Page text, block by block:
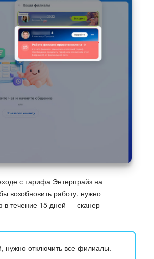
с тарифа Энтерпрайз на
возобновить работу, нужно
в течение 15 дней — сканер
нужно отключить все филиалы.